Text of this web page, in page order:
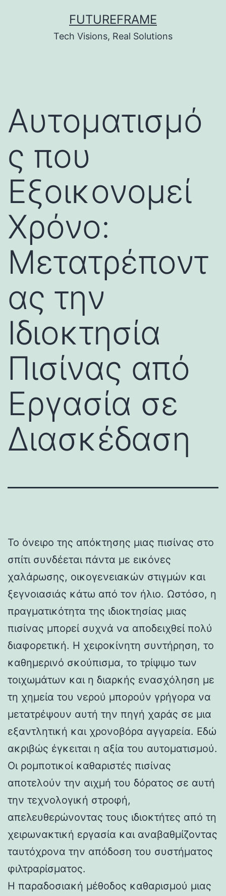
FUTUREFRAME
Tech Visions, Real Solutions
Αυτοματισμό
ς που
Εξοικονομεί
Χρόνο:
Μετατρέποντ
ας την
Ιδιοκτησία
Πισίνας από
Εργασία σε
Διασκέδαση
Το όνειρο της απόκτησης μιας πισίνας στο
σπίτι συνδέεται πάντα με εικόνες
χαλάρωσης, οικογενειακών στιγμών και
ξεγνοιασιάς κάτω από τον ήλιο. Ωστόσο, η
πραγματικότητα της ιδιοκτησίας μιας
πισίνας μπορεί συχνά να αποδειχθεί πολύ
διαφορετική. Η χειροκίνητη συντήρηση, το
καθημερινό σκούπισμα, το τρίψιμο των
τοιχωμάτων και η διαρκής ενασχόληση με
τη χημεία του νερού μπορούν γρήγορα να
μετατρέψουν αυτή την πηγή χαράς σε μια
εξαντλητική και χρονοβόρα αγγαρεία. Εδώ
ακριβώς έγκειται η αξία του αυτοματισμού.
Οι ρομποτικοί καθαριστές πισίνας
αποτελούν την αιχμή του δόρατος σε αυτή
την τεχνολογική στροφή,
απελευθερώνοντας τους ιδιοκτήτες από τη
χειρωνακτική εργασία και αναβαθμίζοντας
ταυτόχρονα την απόδοση του συστήματος
φιλτραρίσματος.
Η παραδοσιακή μέθοδος καθαρισμού μιας